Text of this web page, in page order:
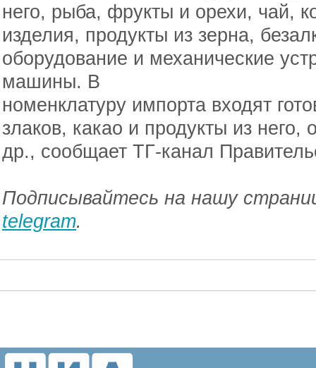
него, рыба, фрукты и орехи, чай,
изделия, продукты из зерна,
оборудование и механические
машины. В
номенклатуру импорта входят
злаков, какао и продукты из него,
др., сообщает ТГ-канал
Подписывайтесь на нашу
telegram.